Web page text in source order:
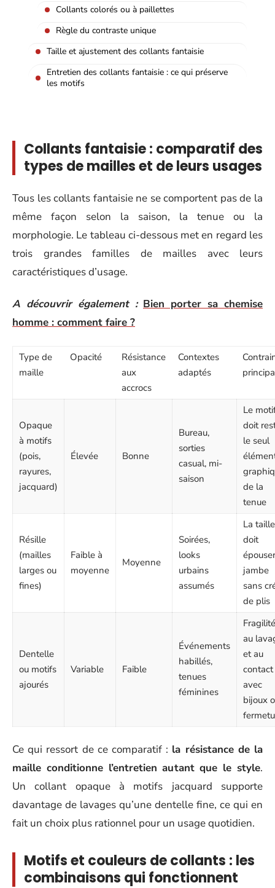
Collants colorés ou à paillettes
Règle du contraste unique
Taille et ajustement des collants fantaisie
Entretien des collants fantaisie : ce qui préserve
les motifs
Collants fantaisie : comparatif des
types de mailles et de leurs usages
Tous les collants fantaisie ne se comportent pas de la
même façon selon la saison, la tenue ou la
morphologie. Le tableau ci-dessous met en regard les
trois grandes familles de mailles avec leurs
caractéristiques d’usage.
A découvrir également : Bien porter sa chemise
homme : comment faire ?
Type de
maille
Opacité
Résistance
aux
accrocs
Contextes
adaptés
Opaque
à motifs
(pois,
rayures,
jacquard)
Élevée Bonne
Bureau,
sorties
casual, mi-
saison
Le
doit
le seul
de la
tenue
Résille
(mailles
larges ou
fines)
Faible à
moyenne
Moyenne
Soirées,
looks
urbains
assumés
La taille
doit
jambe
sans
de plis
Dentelle
ou motifs
ajourés
Variable Faible
Événements
habillés,
tenues
féminines
Fragilité
au
et au
contact
avec
bijoux
Ce qui ressort de ce comparatif : la résistance de la
maille conditionne l’entretien autant que le style.
Un collant opaque à motifs jacquard supporte
davantage de lavages qu’une dentelle fine, ce qui en
fait un choix plus rationnel pour un usage quotidien.
Motifs et couleurs de collants : les
combinaisons qui fonctionnent